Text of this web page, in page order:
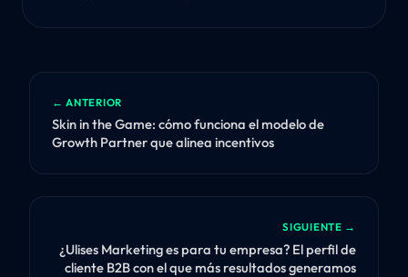
← ANTERIOR
Skin in the Game: cómo funciona el modelo de
Growth Partner que alinea incentivos
SIGUIENTE →
¿Ulises Marketing es para tu empresa? El perfil de
cliente B2B con el que más resultados generamos